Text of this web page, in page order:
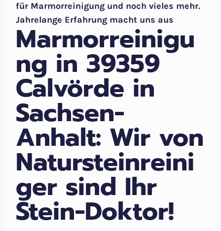
für Marmorreinigung und noch vieles mehr.
Jahrelange Erfahrung macht uns aus
Marmorreinigu
ng in 39359
Calvörde in
Sachsen-
Anhalt: Wir von
Natursteinreini
ger sind Ihr
Stein-Doktor!